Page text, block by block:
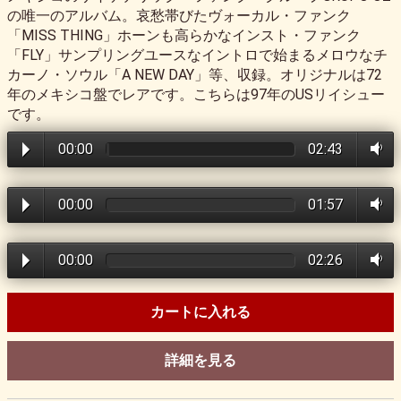
の唯一のアルバム。哀愁帯びたヴォーカル・ファンク
「MISS THING」ホーンも高らかなインスト・ファンク
「FLY」サンプリングユースなイントロで始まるメロウなチ
カーノ・ソウル「A NEW DAY」等、収録。オリジナルは72
年のメキシコ盤でレアです。こちらは97年のUSリイシュー
です。
00:00 02:43
00:00 01:57
00:00 02:26
カートに入れる
詳細を見る